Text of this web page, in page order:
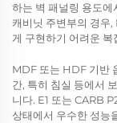
하는 벽 패널링 용도에
캐비닛 주변부의 경우
게 구현하기 어려운
MDF 또는 HDF 기반
간, 특히 침실 등에서
니다. E1 또는 CARB
상태에서 우수한 성능